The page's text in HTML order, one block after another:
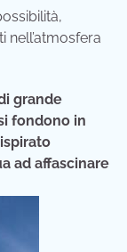
nell’atmosfera
grande
fondono in
ad affascinare